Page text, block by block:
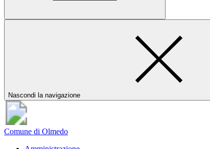
Nascondi la navigazione
Comune di Olmedo